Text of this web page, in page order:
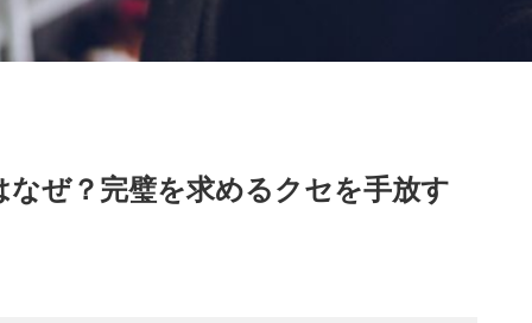
ぜ？完璧を求めるクセを手放す